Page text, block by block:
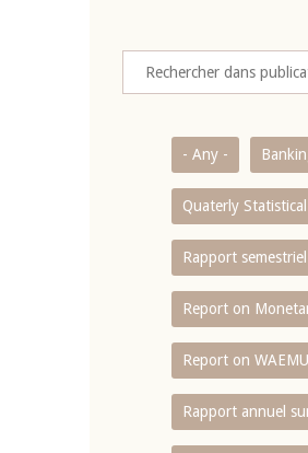
- Any -
Quaterly
Rapport
Report on
Report on
Rapport annuel